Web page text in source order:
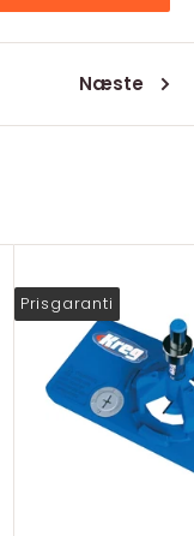
Næste
Prisgaranti